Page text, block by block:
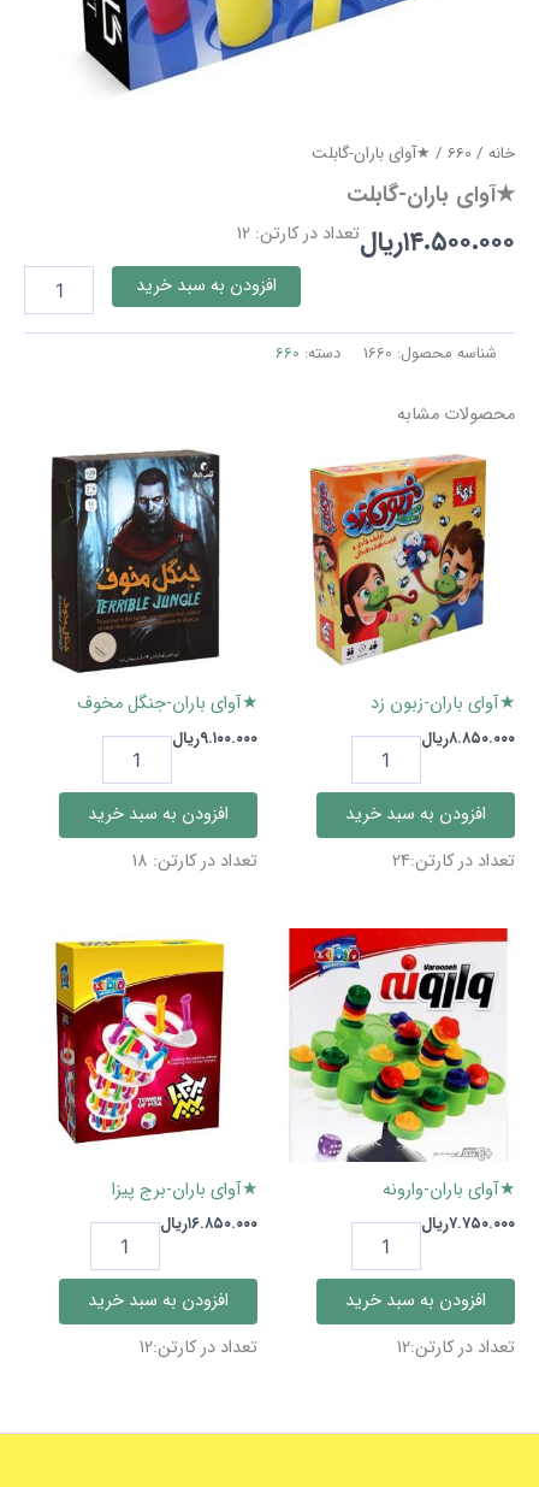
خانه /
660 / ★آوای باران-گابلت
★آوای باران-گابلت
۱۴.۵۰۰.۰۰۰ریالتعداد در کارتن: 12
★آوای
باران-
افزودن به سبد خرید
شناسه محصول: 1660 دسته: 660
محصولات مشابه
★آوای باران-زبون زد
۸.۸۵۰.۰۰۰ریال ★آوای
باران-
زبون
زد
عدد
افزودن به سبد خرید
تعداد در کارتن:24
★آوای باران-جنگل مخوف
۹.۱۰۰.۰۰۰ریال ★آوای
باران-
جنگل
مخوف
عدد
افزودن به سبد خرید
تعداد در کارتن: 18
★آوای باران-وارونه
۷.۷۵۰.۰۰۰ریال ★آوای
باران-
وارونه
عدد
افزودن به سبد خرید
تعداد در کارتن:12
★آوای باران-برج پیزا
۱۶.۸۵۰.۰۰۰ریال ★آوای
باران-
برج
پیزا
عدد
افزودن به سبد خرید
تعداد در کارتن:12